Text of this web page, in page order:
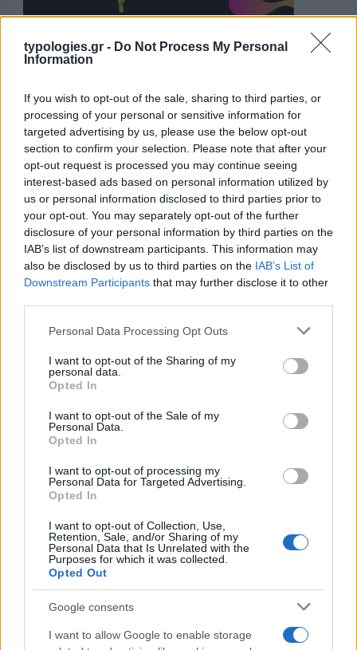
typologies.gr - Do Not Process My Personal
Information
If you wish to opt-out of the sale, sharing to third parties, or
processing of your personal or sensitive information for
targeted advertising by us, please use the below opt-out
section to confirm your selection. Please note that after your
opt-out request is processed you may continue seeing
interest-based ads based on personal information utilized by
us or personal information disclosed to third parties prior to
your opt-out. You may separately opt-out of the further
disclosure of your personal information by third parties on the
IAB’s list of downstream participants. This information may
also be disclosed by us to third parties on the IAB’s List of
Downstream Participants that may further disclose it to other
Please note that this website/app uses one or more Google
not limited to your visit or usage behaviour. You may click to
grant or deny consent to Google and its third-party tags to
use your data for below specified purposes in below Google
consent section.
Personal Data Processing Opt Outs
I want to opt-out of the Sharing of my
personal data.
Opted In
I want to opt-out of the Sale of my
Personal Data.
Opted In
I want to opt-out of processing my
Personal Data for Targeted Advertising.
Opted In
I want to opt-out of Collection, Use,
Retention, Sale, and/or Sharing of my
Personal Data that Is Unrelated with the
Purposes for which it was collected.
Opted Out
Google consents
I want to allow Google to enable storage
Η ΣΤΗΛΗ ΜΑΣ
Οι άνθρωποι, οι αυθεντικές ιστορίες,
το ελληνικό καλοκαίρι και ένας
πολιτισμός που μας ενώνει κάθε μέρα.
ΟΣΑ ΧΡΕΙΑΖΕΣΑΙ
ΓΙΑ ΤΟ ΚΑΛΟΚΑΙΡΙ ΣΟΥ →